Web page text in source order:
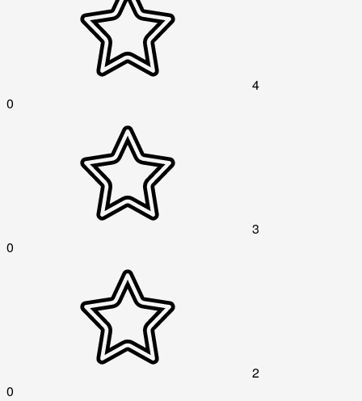
4
0
3
0
2
0